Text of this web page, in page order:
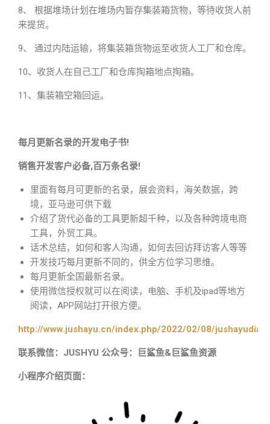
8、 根据堆场计划在堆场内暂存集装箱货物，等待收货人前
来提货。
9、 通过内陆运输，将集装箱货物运至收货人工厂和仓库。
10、收货人在自己工厂和仓库掏箱地点掏箱。
11、集装箱空箱回运。
每月更新名录的开发电子书!
销售开发客户必备,百万条名录!
里面有每月可更新的名录，展会资料，海关数据，跨
境，亚马逊可供下载
介绍了货代必备的工具更新超千种，以及各种跨境电商
工具，外贸工具。
话术总结，如何和客人沟通，如何去回访拜访客人等等
开发技巧每月更新不同的，供全方位学习思维。
每月更新全国最新名录。
使用微信授权就可以在阅读，电脑、手机及ipad等地方
阅读，APP网站打开很方便。
http://www.jushayu.cn/index.php/2022/02/08/
联系微信：JUSHYU 公众号：巨鲨鱼&巨鲨鱼资源
小程序介绍页面：